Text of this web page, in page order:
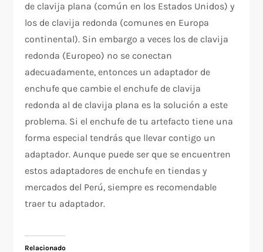
de clavija plana (común en los Estados Unidos) y
los de clavija redonda (comunes en Europa
continental). Sin embargo a veces los de clavija
redonda (Europeo) no se conectan
adecuadamente, entonces un adaptador de
enchufe que cambie el enchufe de clavija
redonda al de clavija plana es la solución a este
problema. Si el enchufe de tu artefacto tiene una
forma especial tendrás que llevar contigo un
adaptador. Aunque puede ser que se encuentren
estos adaptadores de enchufe en tiendas y
mercados del Perú, siempre es recomendable
traer tu adaptador.
Relacionado